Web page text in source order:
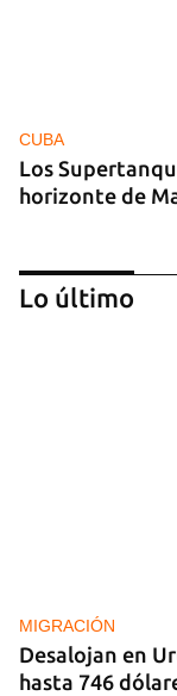
CUBA
Los
horizonte de
Lo último
MIGRACIÓN
Desalojan en
hasta 746